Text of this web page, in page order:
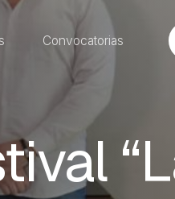
Convocatorias